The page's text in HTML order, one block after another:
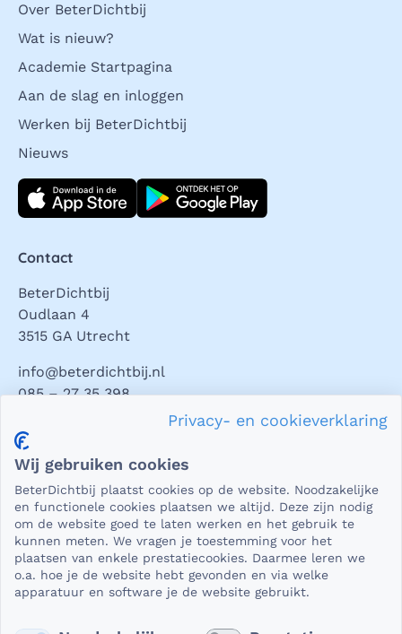
Over BeterDichtbij
Wat is nieuw?
Academie Startpagina
Aan de slag en inloggen
Werken bij BeterDichtbij
Nieuws
Download direct
Contact
BeterDichtbij
Oudlaan 4
3515 GA Utrecht
info@beterdichtbij.nl
085 – 27 35 398
Privacy en veiligheid
essentieel dat die beveiligd worden uitgewisseld. En dat
die gegevens niet in verkeerde handen vallen. Daar kun je
op rekenen bij BeterDichtbij.
Lees verder
Privacy- en cookieverklaring
Wij gebruiken cookies
BeterDichtbij plaatst cookies op de website. Noodzakelijke
en functionele cookies plaatsen we altijd. Deze zijn nodig
om de website goed te laten werken en het gebruik te
kunnen meten. We vragen je toestemming voor het
plaatsen van enkele prestatiecookies. Daarmee leren we
o.a. hoe je de website hebt gevonden en via welke
apparatuur en software je de website gebruikt.